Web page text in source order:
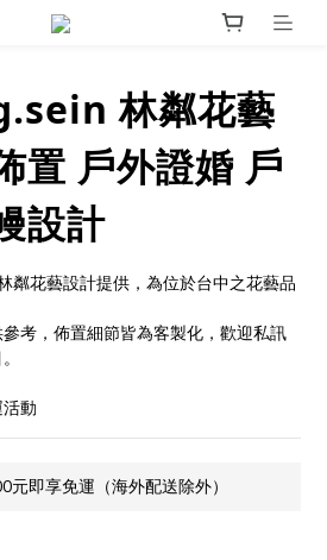
林粼花藝
置 戶外證婚 戶
設計
粼花藝設計提供，為位於台中之花藝品
考，佈置細節皆為客製化，歡迎私訊
動
即享免運（海外配送除外）